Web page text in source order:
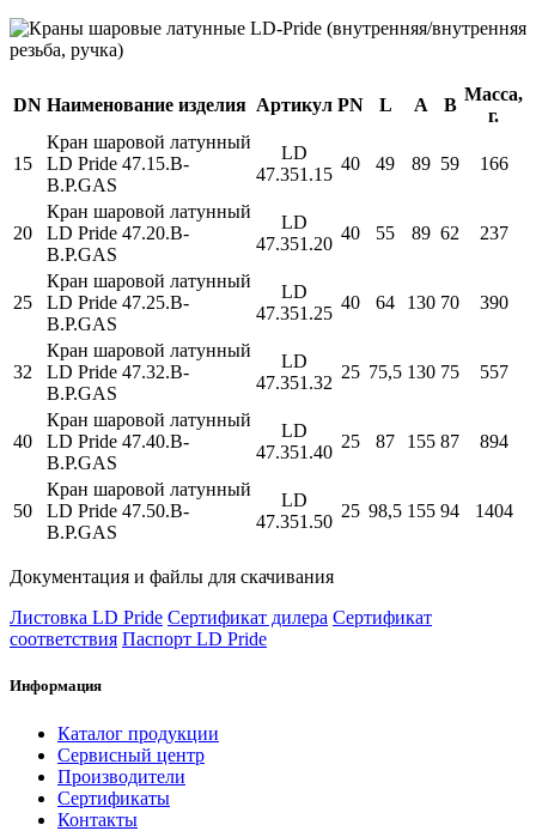
DN Наименование изделия Артикул PN L A B
Масса,
г.
15
Кран шаровой латунный
LD Pride 47.15.В-
В.Р.GAS
LD
47.351.15
40 49 89 59 166
20
Кран шаровой латунный
LD Pride 47.20.В-
В.Р.GAS
LD
47.351.20
40 55 89 62 237
25
Кран шаровой латунный
LD Pride 47.25.В-
В.Р.GAS
LD
47.351.25
40 64 130 70 390
32
Кран шаровой латунный
LD Pride 47.32.В-
В.Р.GAS
LD
47.351.32
25 75,5 130 75 557
40
Кран шаровой латунный
LD Pride 47.40.В-
В.Р.GAS
LD
47.351.40
25 87 155 87 894
50
Кран шаровой латунный
LD Pride 47.50.В-
В.Р.GAS
LD
47.351.50
25 98,5 155 94 1404
Документация и файлы для скачивания
Листовка LD Pride Сертификат дилера Сертификат
соответствия Паспорт LD Pride
Информация
Каталог продукции
Сервисный центр
Производители
Сертификаты
Контакты